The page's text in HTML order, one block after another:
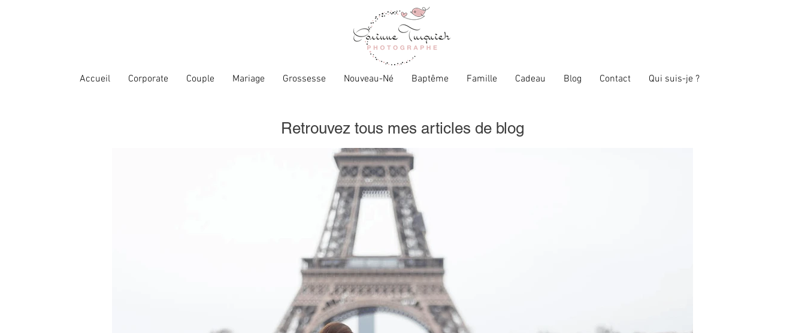
Accueil Corporate Couple Mariage Grossesse Nouveau-Né Baptême Famille Cadeau Blog Contact Qui suis-je ?
Retrouvez tous mes articles de blog